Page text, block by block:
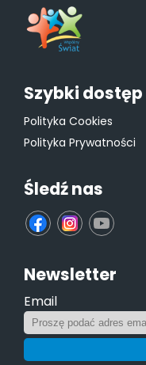
Szybki dostęp
Polityka Cookies
Polityka Prywatności
Śledź nas
fb ins yt
Newsletter
Email